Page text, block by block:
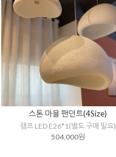
스톤 마블 팬던트(4Size)
램프 LED E26*1(별도 구매 필요)
504,000원